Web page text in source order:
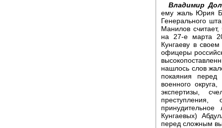
Владимир
ему жаль Юрия
Генерального
Манилов
на 27-е марта
Кунгаеву в
офицеры
нашлось слов
покаяния перед
военного
экспертизы,
Кунгаевых)
перед сложным